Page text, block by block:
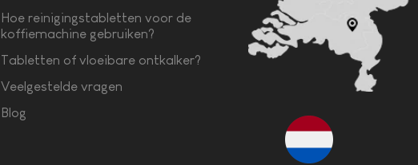
Hoe reinigingstabletten voor de
koffiemachine gebruiken?
Tabletten of vloeibare ontkalker?
Veelgestelde vragen
Blog